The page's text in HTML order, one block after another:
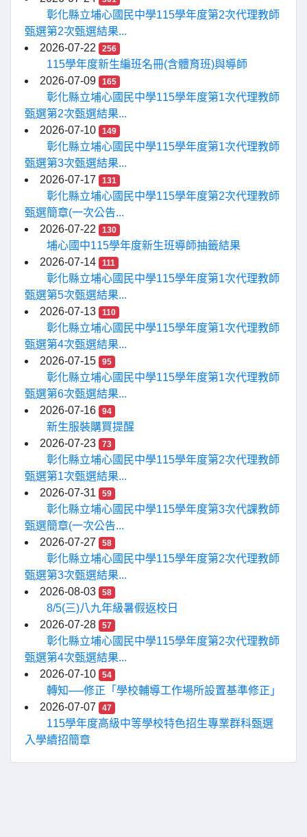
彰化縣立埔心國民中學115學年度第2次代理教師
甄選第2次甄選結果...
2026-07-22
256
115學年度新生編班名冊(含體育班)與導師
2026-07-09
165
彰化縣立埔心國民中學115學年度第1次代理教師
甄選第2次甄選結果...
2026-07-10
149
彰化縣立埔心國民中學115學年度第1次代理教師
甄選第3次甄選結果...
2026-07-17
131
彰化縣立埔心國民中學115學年度第2次代理教師
甄選簡章(一次公告...
2026-07-22
130
埔心國中115學年度新生班導師抽籤結果
2026-07-14
111
彰化縣立埔心國民中學115學年度第1次代理教師
甄選第5次甄選結果...
2026-07-13
110
彰化縣立埔心國民中學115學年度第1次代理教師
甄選第4次甄選結果...
2026-07-15
95
彰化縣立埔心國民中學115學年度第1次代理教師
甄選第6次甄選結果...
2026-07-16
94
新生服裝購買提醒
2026-07-23
73
彰化縣立埔心國民中學115學年度第2次代理教師
甄選第1次甄選結果...
2026-07-31
59
彰化縣立埔心國民中學115學年度第3次代課教師
甄選簡章(一次公告...
2026-07-27
58
彰化縣立埔心國民中學115學年度第2次代理教師
甄選第3次甄選結果...
2026-08-03
58
8/5(三)八九年級暑假返校日
2026-07-28
57
彰化縣立埔心國民中學115學年度第2次代理教師
甄選第4次甄選結果...
2026-07-10
54
轉知──修正「學校輔導工作場所設置基準修正」
2026-07-07
47
115學年度高級中等學校特色招生專業群科甄選
入學續招簡章